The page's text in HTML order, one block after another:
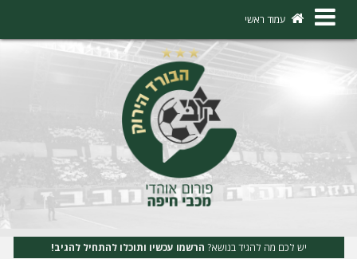
×
ו
עמוד ראשי
יש לכם מה להגיד בנושא? הרשמו עכשיו ותוכלו להתחיל להגיב!